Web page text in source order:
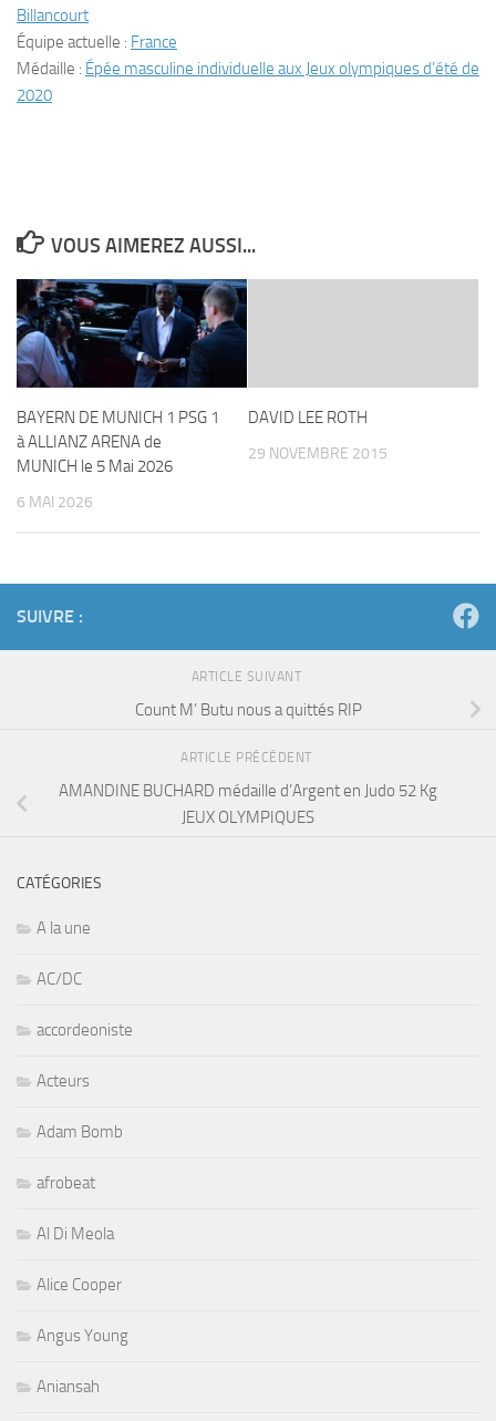
Billancourt
Équipe actuelle : France
Médaille : Épée masculine individuelle aux Jeux olympiques d’été de
2020
VOUS AIMEREZ AUSSI...
BAYERN DE MUNICH 1 PSG 1
à ALLIANZ ARENA de
MUNICH le 5 Mai 2026
6 MAI 2026
DAVID LEE ROTH
29 NOVEMBRE 2015
SUIVRE :
ARTICLE SUIVANT
Count M’ Butu nous a quittés RIP
ARTICLE PRÉCÉDENT
AMANDINE BUCHARD médaille d’Argent en Judo 52 Kg
JEUX OLYMPIQUES
CATÉGORIES
A la une
AC/DC
accordeoniste
Acteurs
Adam Bomb
afrobeat
Al Di Meola
Alice Cooper
Angus Young
Aniansah